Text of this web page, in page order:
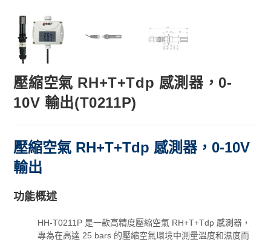
壓縮空氣 RH+T+Tdp 感測器，0-
10V 輸出(T0211P)
壓縮空氣 RH+T+Tdp 感測器，0-10V
輸出
功能概述
HH-T0211P 是一款高精度壓縮空氣 RH+T+Tdp 感測器，
專為在高達 25 bars 的壓縮空氣環境中測量溫度和濕度而